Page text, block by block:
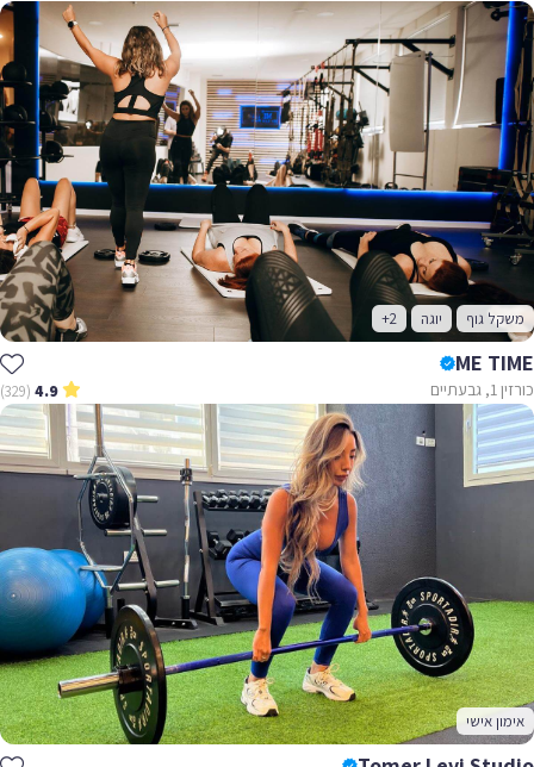
משקל גוף יוגה +2
ME TIME
כורזין 1, גבעתיים 4.9
(329)
אימון אישי